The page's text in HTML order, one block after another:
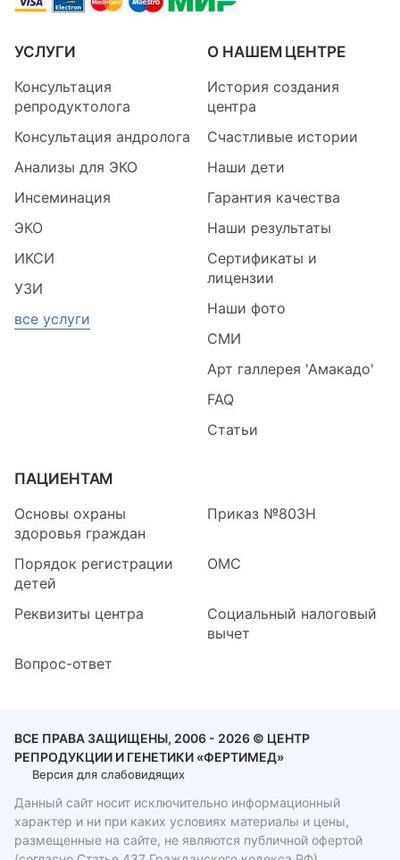
УСЛУГИ
Консультация
репродуктолога
Консультация андролога
Анализы для ЭКО
Инсеминация
ЭКО
ИКСИ
УЗИ
все услуги
О НАШЕМ ЦЕНТРЕ
История создания
центра
Счастливые истории
Наши дети
Гарантия качества
Наши результаты
Сертификаты и
лицензии
Наши фото
СМИ
Арт галлерея 'Амакадо'
FAQ
Статьи
ПАЦИЕНТАМ
Основы охраны
здоровья граждан
Приказ №803Н
Порядок регистрации
детей
ОМС
Реквизиты центра
Социальный налоговый
вычет
Вопрос-ответ
ВСЕ ПРАВА ЗАЩИЩЕНЫ, 2006 - 2026 © ЦЕНТР
РЕПРОДУКЦИИ И ГЕНЕТИКИ «ФЕРТИМЕД»
Версия для слабовидящих
Данный сайт носит исключительно информационный
характер и ни при каких условиях материалы и цены,
размещенные на сайте, не являются публичной офертой